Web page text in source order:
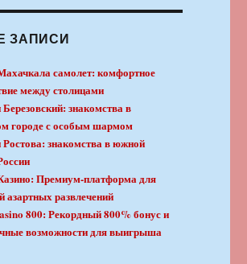
ЗАПИСИ
самолет: комфортное
между столицами
знакомства в
городе с особым шармом
знакомства в южной
Премиум-платформа для
азартных развлечений
800: Рекордный 800% бонус и
возможности для выигрыша